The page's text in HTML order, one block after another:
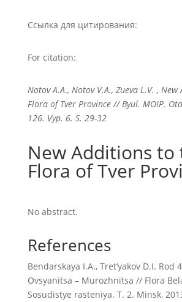
Ссылка для цитирования:
For citation:
Notov A.A., Notov V.A., Zueva L.V. ,
Flora of Tver Province // Byul. MOIP.
126. Vyp. 6. S. 29-32
New Additions to
Flora of Tver
No abstract.
References
Bendarskaya I.A., Tret’yakov D.I. Rod
Ovsyanitsa – Murozhnitsa // Flora
Sosudistye rasteniya. T. 2. Minsk,